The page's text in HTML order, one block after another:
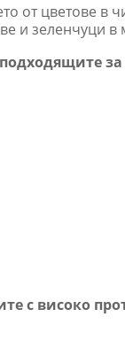
от цветове в
и зеленчуци
с високо